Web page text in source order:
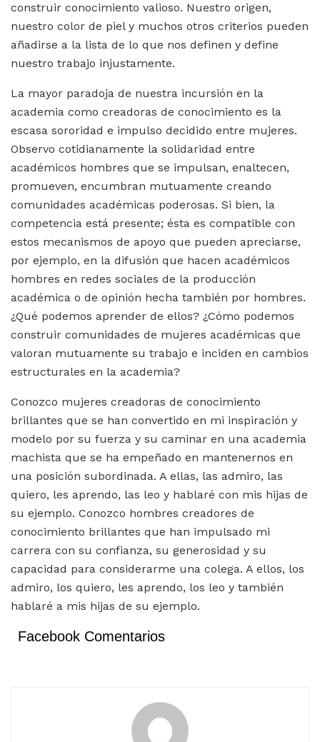
construir conocimiento valioso. Nuestro origen,
nuestro color de piel y muchos otros criterios pueden
añadirse a la lista de lo que nos definen y define
nuestro trabajo injustamente.
La mayor paradoja de nuestra incursión en la
academia como creadoras de conocimiento es la
escasa sororidad e impulso decidido entre mujeres.
Observo cotidianamente la solidaridad entre
académicos hombres que se impulsan, enaltecen,
promueven, encumbran mutuamente creando
comunidades académicas poderosas. Si bien, la
competencia está presente; ésta es compatible con
estos mecanismos de apoyo que pueden apreciarse,
por ejemplo, en la difusión que hacen académicos
hombres en redes sociales de la producción
académica o de opinión hecha también por hombres.
¿Qué podemos aprender de ellos? ¿Cómo podemos
construir comunidades de mujeres académicas que
valoran mutuamente su trabajo e inciden en cambios
estructurales en la academia?
Conozco mujeres creadoras de conocimiento
brillantes que se han convertido en mi inspiración y
modelo por su fuerza y su caminar en una academia
machista que se ha empeñado en mantenernos en
una posición subordinada. A ellas, las admiro, las
quiero, les aprendo, las leo y hablaré con mis hijas de
su ejemplo. Conozco hombres creadores de
conocimiento brillantes que han impulsado mi
carrera con su confianza, su generosidad y su
capacidad para considerarme una colega. A ellos, los
admiro, los quiero, les aprendo, los leo y también
hablaré a mis hijas de su ejemplo.
Facebook Comentarios